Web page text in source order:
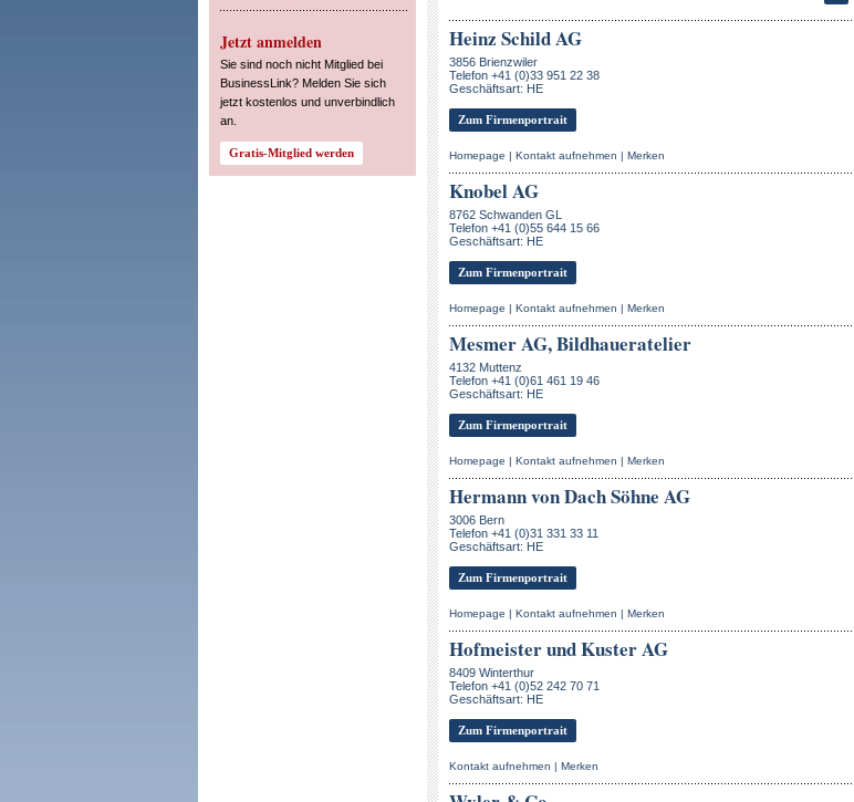
Jetzt anmelden
Sie sind noch nicht Mitglied bei
BusinessLink? Melden Sie sich
jetzt kostenlos und unverbindlich
an.
Heinz Schild AG
3856 Brienzwiler
Telefon +41 (0)33 951 22 38
Geschäftsart: HE
Zum Firmenportrait
Homepage | Kontakt aufnehmen | Merken
Knobel AG
8762 Schwanden GL
Telefon +41 (0)55 644 15 66
Geschäftsart: HE
Zum Firmenportrait
Homepage | Kontakt aufnehmen | Merken
Mesmer AG, Bildhaueratelier
4132 Muttenz
Telefon +41 (0)61 461 19 46
Geschäftsart: HE
Zum Firmenportrait
Homepage | Kontakt aufnehmen | Merken
Hermann von Dach Söhne AG
3006 Bern
Telefon +41 (0)31 331 33 11
Geschäftsart: HE
Zum Firmenportrait
Homepage | Kontakt aufnehmen | Merken
Hofmeister und Kuster AG
8409 Winterthur
Telefon +41 (0)52 242 70 71
Geschäftsart: HE
Zum Firmenportrait
Kontakt aufnehmen | Merken